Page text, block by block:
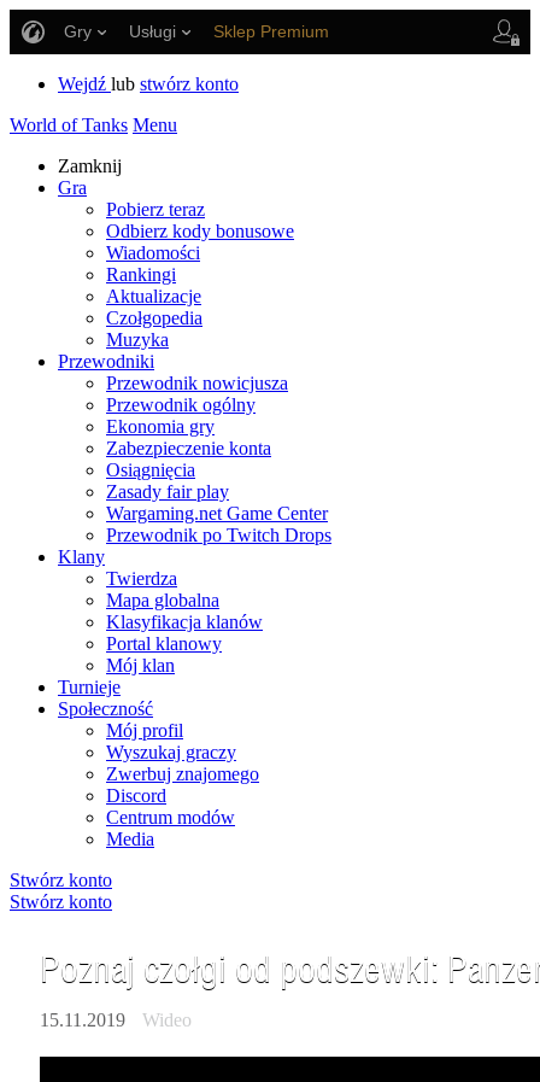
Gry Usługi Sklep Premium
Wsparcie Gracza
Wejdź lub stwórz konto
World of Tanks Menu
Zamknij
Gra
Pobierz teraz
Odbierz kody bonusowe
Wiadomości
Rankingi
Aktualizacje
Czołgopedia
Muzyka
Przewodniki
Przewodnik nowicjusza
Przewodnik ogólny
Ekonomia gry
Zabezpieczenie konta
Osiągnięcia
Zasady fair play
Wargaming.net Game Center
Przewodnik po Twitch Drops
Klany
Twierdza
Mapa globalna
Klasyfikacja klanów
Portal klanowy
Mój klan
Turnieje
Społeczność
Mój profil
Wyszukaj graczy
Zwerbuj znajomego
Discord
Centrum modów
Media
Stwórz konto
Stwórz konto
Poznaj czołgi od podszewki:
15.11.2019 Wideo